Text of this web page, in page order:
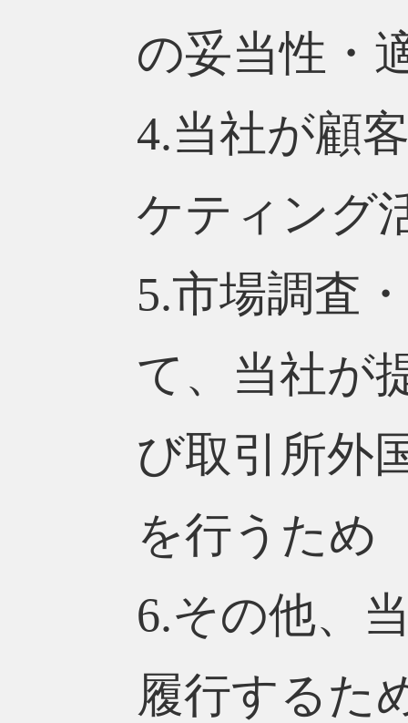
の妥当性・
4.当社が顧
ケティング
5.市場調査
て、当社が
び取引所外
を行うため
6.その他、
履行するた